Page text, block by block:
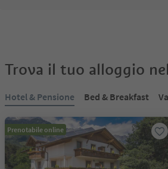
Trova il tuo alloggio
Hotel & Pensione Bed & Breakfast
Prenotabile online